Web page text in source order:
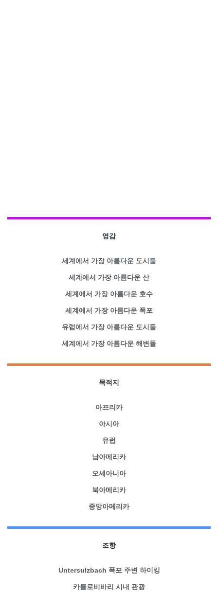
영감
세계에서 가장 아름다운 도시들
세계에서 가장 아름다운 산
세계에서 가장 아름다운 호수
세계에서 가장 아름다운 폭포
유럽에서 가장 아름다운 도시들
세계에서 가장 아름다운 해변들
목적지
아프리카
아시아
유럽
남아메리카
오세아니아
북아메리카
중앙아메리카
조항
Untersulzbach 폭포 주변 하이킹
카를로비바리 시내 관광